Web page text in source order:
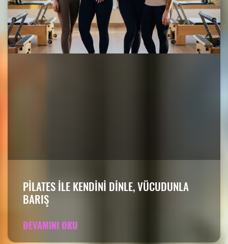
PILATES ILE KENDINI DINLE, VÜCUDUNLA
BARIŞ
DEVAMINI OKU